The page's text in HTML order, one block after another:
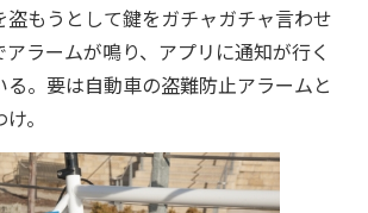
盗もうとして鍵をガチャガチャ言わせ
ラームが鳴り、アプリに通知が行く
る。要は自動車の盗難防止アラームと
。